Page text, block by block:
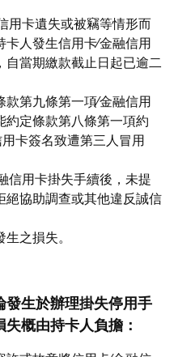
用卡遺失或被竊等情形而
人發生信用卡∕金融信用
自當期繳款截止日起已逾二
第九條第一項∕金融信用
約定條款第八條第一項約
卡簽名致遭第三人冒用
信用卡掛失手續後，未提
絕協助調查或其他違反誠信
之損失。
發生於辦理掛失停用手
概由持卡人負擔：